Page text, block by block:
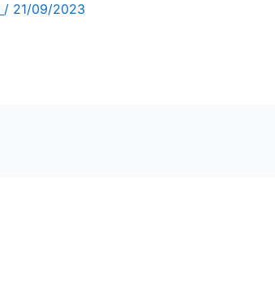
/ 21/09/2023